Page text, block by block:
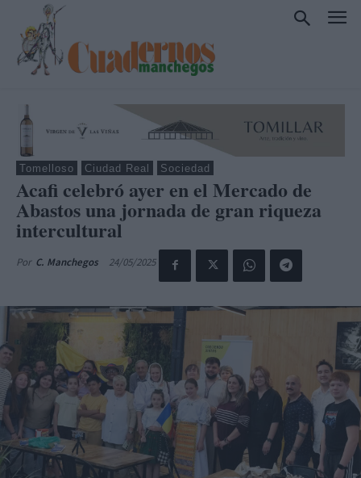
Tomelloso Ciudad Real Sociedad
Acafi celebró ayer en el Mercado de
Abastos una jornada de gran riqueza
intercultural
Por C. Manchegos 24/05/2025